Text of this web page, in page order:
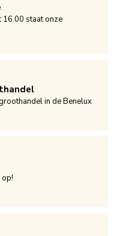
16.00 staat onze
in de Benelux
op!